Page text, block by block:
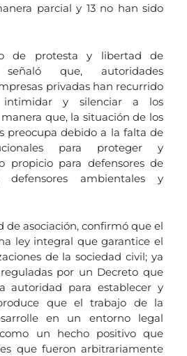
parcial y 13 no han sido
de protesta y libertad de
que, autoridades
privadas han recurrido
y silenciar a los
que, la situación de los
preocupa debido a la falta de
para proteger y
propicio para defensores de
defensores ambientales y
de asociación, confirmó que el
ley integral que garantice el
de la sociedad civil; ya
por un Decreto que
autoridad para establecer y
que el trabajo de la
en un entorno legal
un hecho positivo que
que fueron arbitrariamente